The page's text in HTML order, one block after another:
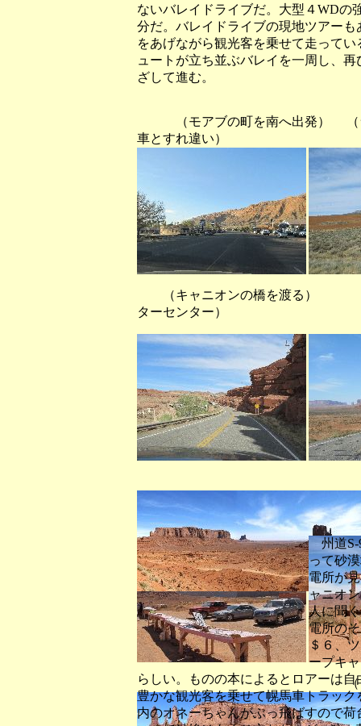
ないバレイドライブだ。大型４WDの
分だ。バレイドライブの現地ツアー
をあげながら観光客を乗せて走って
ュートが立ち並ぶバレイを一周し、
ざして進む。
（モアブの町を南へ出発） （ラ
車とすれ違い）
（キャニオンの橋を渡る）
ターセンター）
（ジョンフォード
州道S-
って砂
電所が
ャニオ
人に聞
電所の
＄６、
ープキ
らしい。ものの本によるとロアーは
豊かな観光客を乗せて幌馬車トラッ
内のオネーちゃんがぶっ飛ばすので